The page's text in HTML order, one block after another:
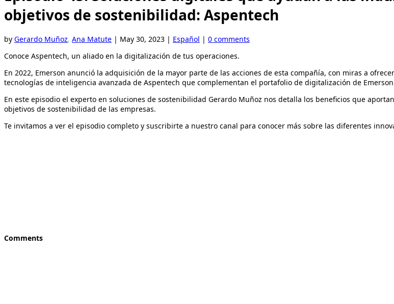
objetivos de sostenibilidad: Aspentech
by Gerardo Muñoz, Ana Matute | May 30, 2023 | Español | 0 comments
Conoce Aspentech, un aliado en la digitalización de tus operaciones.
En 2022, Emerson anunció la adquisición de la mayor parte de las acciones de esta compañía, con miras a
tecnologías de inteligencia avanzada de Aspentech que complementan el portafolio de digitalización de
En este episodio el experto en soluciones de sostenibilidad Gerardo Muñoz nos detalla los beneficios que
objetivos de sostenibilidad de las empresas.
Te invitamos a ver el episodio completo y suscribirte a nuestro canal para conocer más sobre las diferentes
Comments